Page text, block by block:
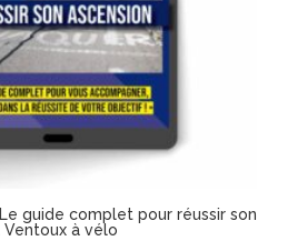
guide complet pour réussir son
à vélo